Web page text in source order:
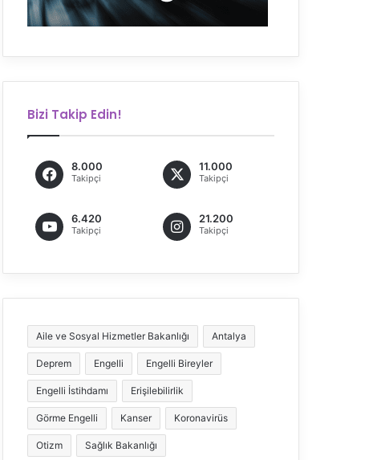
Bizi Takip Edin!
8.000
Takipçi
11.000
Takipçi
6.420
Takipçi
21.200
Takipçi
Aile ve Sosyal Hizmetler Bakanlığı Antalya
Deprem Engelli Engelli Bireyler
Engelli İstihdamı Erişilebilirlik
Görme Engelli Kanser Koronavirüs
Otizm Sağlık Bakanlığı